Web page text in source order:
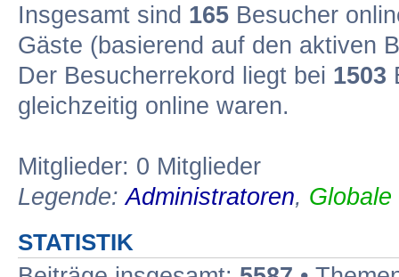
Insgesamt sind 165 Besucher
Gäste (basierend auf den aktiven
Der Besucherrekord liegt bei 1503
gleichzeitig online waren.
Mitglieder: 0 Mitglieder
Legende:Administratoren,
STATISTIK